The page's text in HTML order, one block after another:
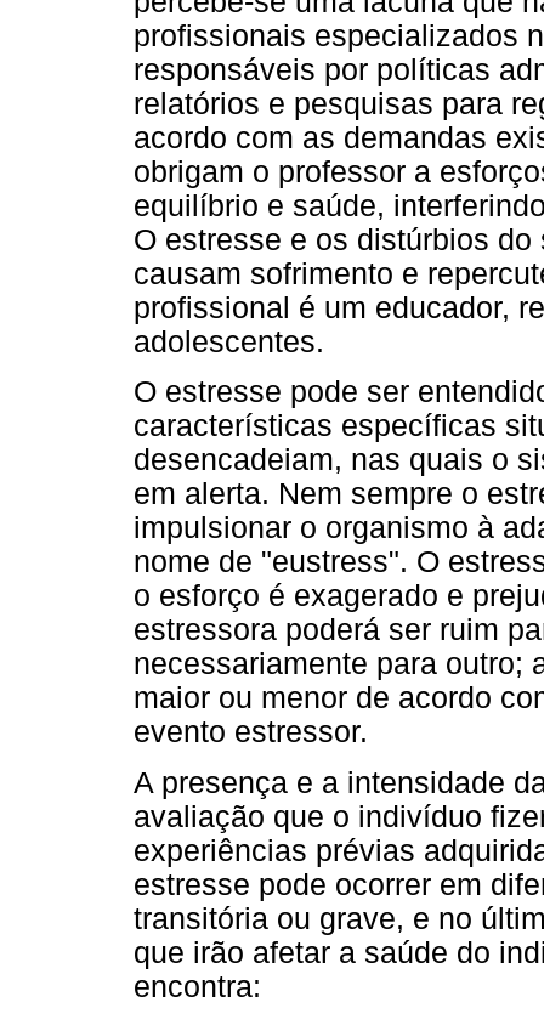
profissionais especializados
responsáveis por políticas
relatórios e pesquisas para
acordo com as demandas
obrigam o professor a
equilíbrio e saúde,
O estresse e os distúrbios
causam sofrimento e
profissional é um educador,
adolescentes.
O estresse pode ser
características específicas
desencadeiam, nas quais o
em alerta. Nem sempre o
impulsionar o organismo à
nome de "eustress". O
o esforço é exagerado e
estressora poderá ser ruim
necessariamente para outro;
maior ou menor de acordo
evento estressor.
A presença e a intensidade
avaliação que o indivíduo
experiências prévias
estresse pode ocorrer em
transitória ou grave, e no
que irão afetar a saúde do
encontra: